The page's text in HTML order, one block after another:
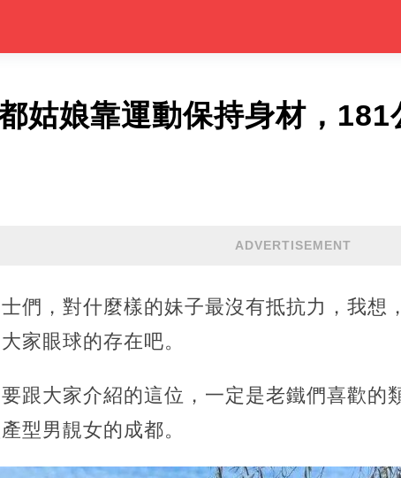
姑娘靠運動保持身材，
ADVERTISEMENT
們，對什麼樣的妹子最沒有抵抗力，我想
家眼球的存在吧。
跟大家介紹的這位，一定是老鐵們喜歡的
型男靚女的成都。